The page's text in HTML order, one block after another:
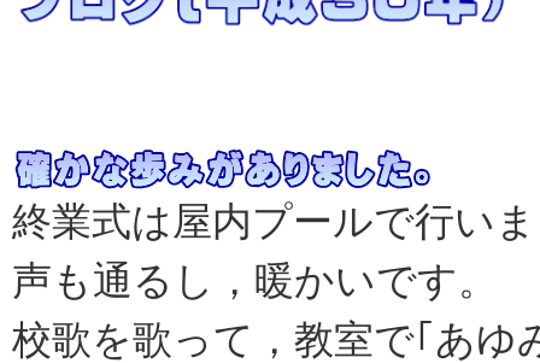
終業式は屋内プールで行い
声も通るし，暖かいです。
校歌を歌って，教室で｢あゆ